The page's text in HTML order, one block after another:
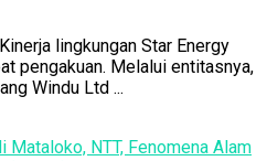
lingkungan Star Energy
pengakuan. Melalui entitasnya,
Windu Ltd ...